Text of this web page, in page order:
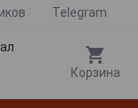
Telegram
Корзина